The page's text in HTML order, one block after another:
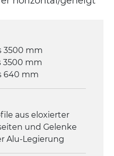
400Vac-50Hz-
3500 mm
3500 mm
640 mm
aus eloxierter
und Gelenke
Alu-Legierung